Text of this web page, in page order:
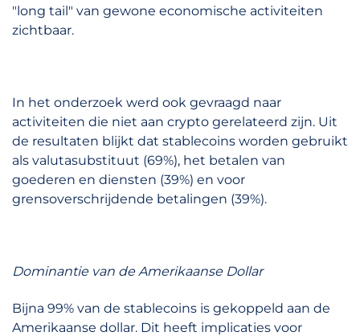
"long tail" van gewone economische activiteiten
zichtbaar.
In het onderzoek werd ook gevraagd naar
activiteiten die niet aan crypto gerelateerd zijn. Uit
de resultaten blijkt dat stablecoins worden gebruikt
als valutasubstituut (69%), het betalen van
goederen en diensten (39%) en voor
grensoverschrijdende betalingen (39%).
Dominantie van de Amerikaanse Dollar
Bijna 99% van de stablecoins is gekoppeld aan de
Amerikaanse dollar. Dit heeft implicaties voor